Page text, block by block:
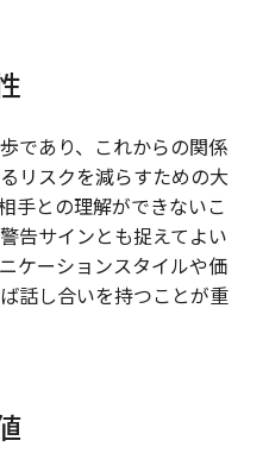
であり、これからの関係
リスクを減らすための大
手との理解ができないこ
告サインとも捉えてよい
ケーションスタイルや価
話し合いを持つことが重